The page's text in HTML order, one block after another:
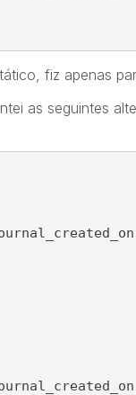
fiz apenas
as seguintes